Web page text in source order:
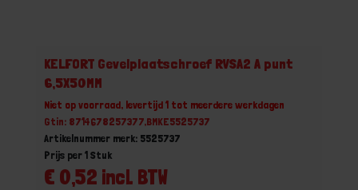
KELFORT Gevelplaatschroef RVSA2 A punt
6,5X50MM
Niet op voorraad, levertijd 1 tot meerdere werkdagen
Gtin: 8714678257377,BMKE5525737
Artikelnummer merk: 5525737
€ 0,52 incl. BTW
Prijs per 1 Stuk